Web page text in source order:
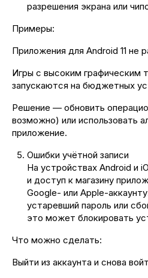
разрешения экрана или
Примеры:
Приложения для Android 11 не
Игры с высоким графическим
запускаются на бюджетных
Решение — обновить
возможно) или использовать
приложение.
Ошибки учётной записи
На устройствах Android и
и доступ к магазину
Google- или Apple-
устаревший пароль или
это может блокировать
Что можно сделать:
Выйти из аккаунта и снова